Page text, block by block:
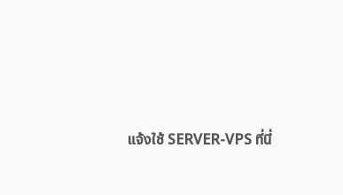
แจ้งใช้ SERVER-VPS ที่นี่